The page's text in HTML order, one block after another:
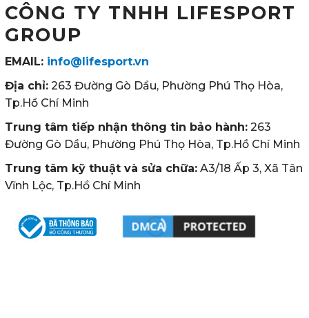
CÔNG TY TNHH LIFESPORT
GROUP
EMAIL: info@lifesport.vn
Địa chỉ: 263 Đường Gò Dầu, Phường Phú Thọ Hòa,
Tp.Hồ Chí Minh
Trung tâm tiếp nhận thông tin bảo hành: 263
Đường Gò Dầu, Phường Phú Thọ Hòa, Tp.Hồ Chí Minh
Trung tâm kỹ thuật và sửa chữa: A3/18 Ấp 3, Xã Tân
Vĩnh Lộc, Tp.Hồ Chí Minh